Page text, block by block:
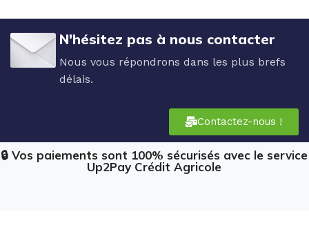
N'hésitez pas à nous contacter
Nous vous répondrons dans les plus brefs
délais.
Contactez-nous !
🔒 Vos paiements sont 100% sécurisés avec le service
Up2Pay Crédit Agricole